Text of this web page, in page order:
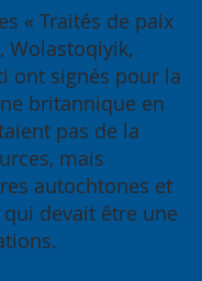
« Traités de paix
Wolastoqiyik,
ont signés pour la
britannique en
pas de la
mais
autochtones et
devait être une